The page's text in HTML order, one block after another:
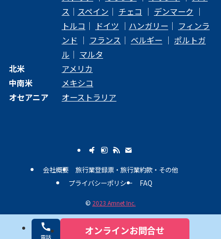
ス ｜ スペイン ｜ チェコ ｜ デンマーク ｜
トルコ ｜ ドイツ ｜ ハンガリー ｜ フィンラ
ンド ｜ フランス ｜ ベルギー ｜ ポルトガ
ル ｜ マルタ
北米
アメリカ
中南米
メキシコ
オセアニア
オーストラリア
会社概要
旅行業登録票・旅行業約款・その他
プライバシーポリシー
FAQ
© 2023 Amnet Inc.
電話
オンラインお問合せ